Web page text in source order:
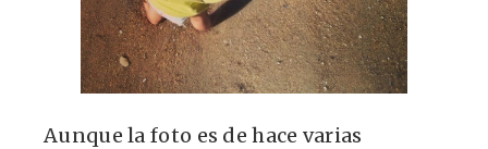
Aunque la foto es de hace varias